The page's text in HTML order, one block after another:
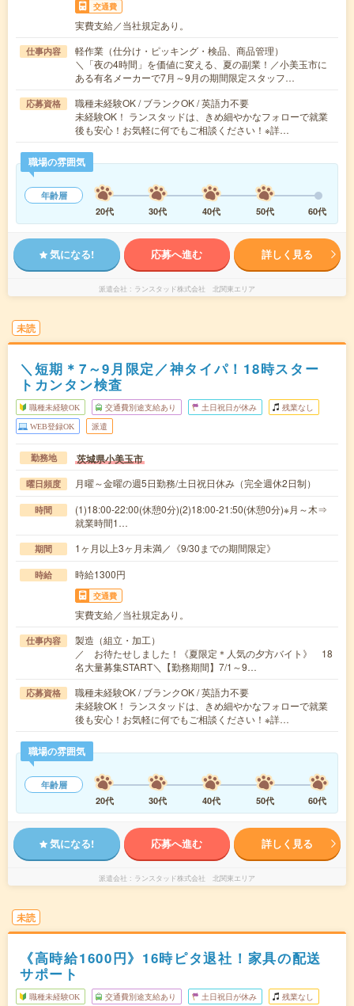
交通費
実費支給／当社規定あり。
仕事内容
軽作業（仕分け・ピッキング・検品、商品管理）
＼「夜の4時間」を価値に変える、夏の副業！／小美玉市に
ある有名メーカーで7月～9月の期間限定スタッフ…
応募資格
職種未経験OK / ブランクOK / 英語力不要
未経験OK！ ランスタッドは、きめ細やかなフォローで就業
後も安心！お気軽に何でもご相談ください！※詳…
職場の雰囲気
年齢層
20代
30代 40代 50代 60代
気になる! 応募へ進む 詳しく見る
派遣会社 ランスタッド株式会社 北関東エリア
未読
＼短期＊7～9月限定／神タイパ！18時スター
トカンタン検査
職種未経験OK 交通費別途支給あり 土日祝日が休み 残業なし
WEB登録OK 派遣
勤務地 茨城県小美玉市
曜日頻度 月曜～金曜の週5日勤務/土日祝日休み（完全週休2日制）
時間
(1)18:00-22:00(休憩0分)(2)18:00-21:50(休憩0分)※月～木⇒
就業時間1…
期間 1ヶ月以上3ヶ月未満／《9/30までの期間限定》
時給 時給1300円
交通費
実費支給／当社規定あり。
仕事内容
製造（組立・加工）
／ お待たせしました！《夏限定＊人気の夕方バイト》 18
名大量募集START＼【勤務期間】7/1～9…
応募資格
職種未経験OK / ブランクOK / 英語力不要
未経験OK！ ランスタッドは、きめ細やかなフォローで就業
後も安心！お気軽に何でもご相談ください！※詳…
職場の雰囲気
年齢層
20代
30代 40代 50代 60代
気になる! 応募へ進む 詳しく見る
派遣会社 ランスタッド株式会社 北関東エリア
未読
《高時給1600円》16時ピタ退社！家具の配送
サポート
職種未経験OK 交通費別途支給あり 土日祝日が休み 残業なし